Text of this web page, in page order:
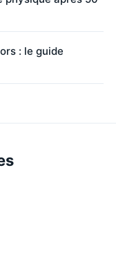
: le guide